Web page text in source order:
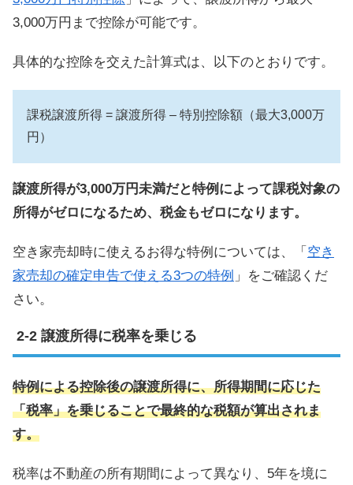
3,000万円まで控除が可能です。
具体的な控除を交えた計算式は、以下のとおりです。
課税譲渡所得 = 譲渡所得 – 特別控除額（最大3,000万
円）
譲渡所得が3,000万円未満だと特例によって課税対象の
所得がゼロになるため、税金もゼロになります。
空き家売却時に使えるお得な特例については、「 空き
家売却の確定申告で使える3つの特例 」をご確認くだ
さい。
譲渡所得に税率を乗じる
特例による控除後の譲渡所得に、所得期間に応じた
「税率」を乗じることで最終的な税額が算出されま
す。
税率は不動産の所有期間によって異なり、5年を境に